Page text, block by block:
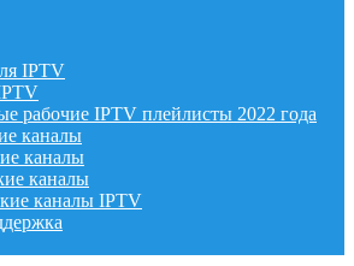
IPTV
рабочие IPTV плейлисты 2022 года
каналы
каналы
каналы
каналы IPTV